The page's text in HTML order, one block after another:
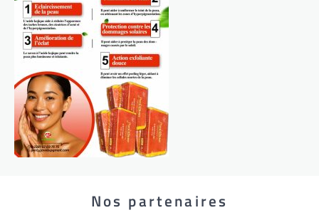
Nos partenaires